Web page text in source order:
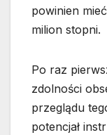
powinien
milion stopni.
Po raz
zdolności
przeglądu
potencjał